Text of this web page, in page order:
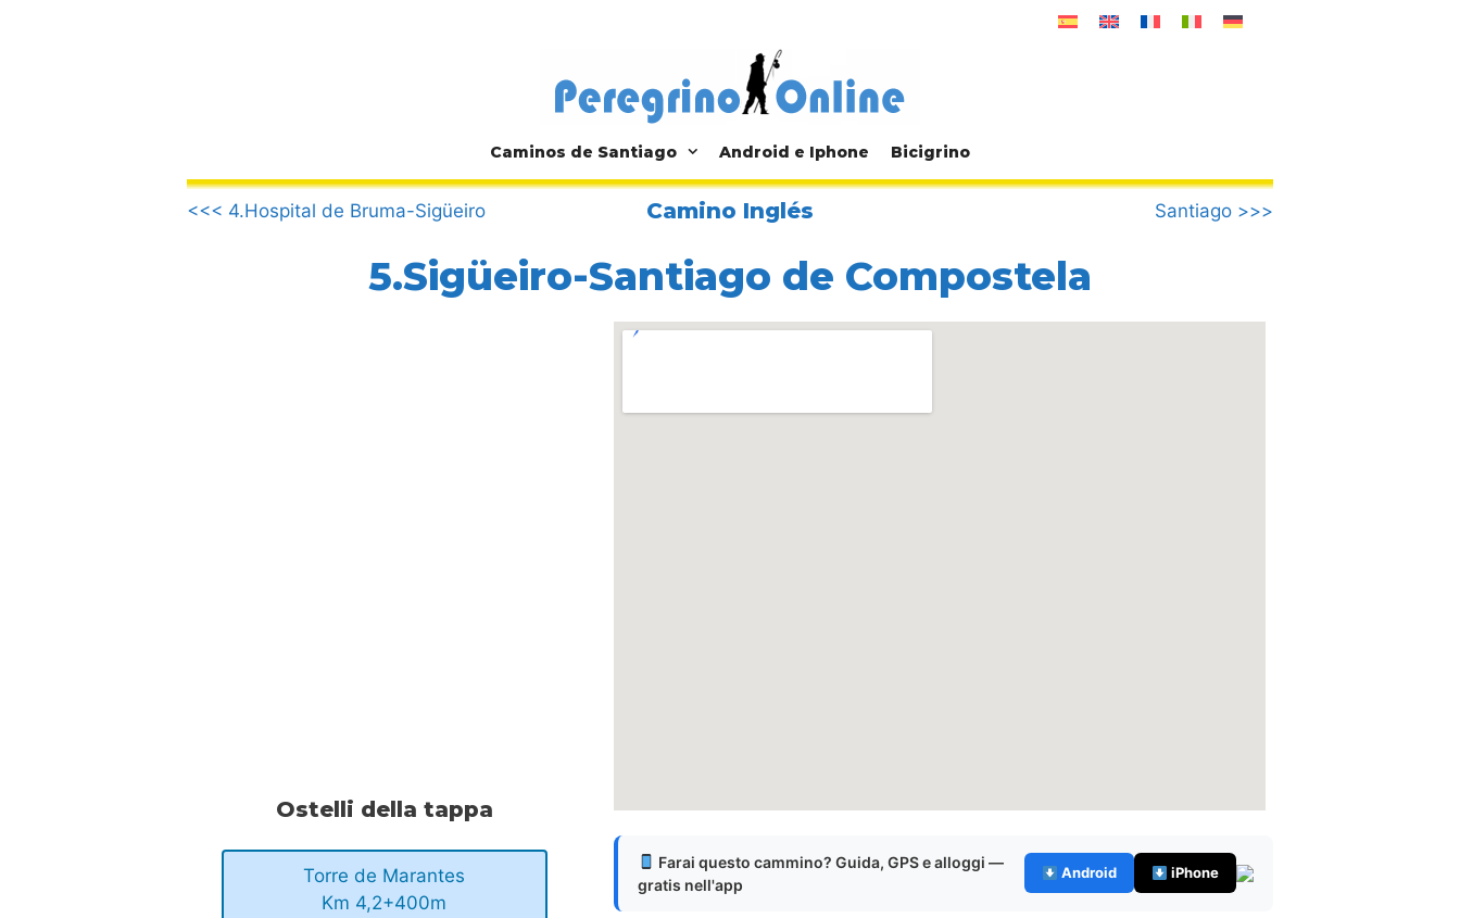
Caminos de Santiago Android e Iphone Bicigrino
.
<<< 4.Hospital de Bruma-Sigüeiro
Camino Inglés Santiago >>>
5.Sigüeiro-Santiago de Compostela
Ostelli della tappa
Torre de Marantes
Km 4,2+400m
Farai questo cammino? Guida, GPS e alloggi —
gratis nell'app
Android iPhone